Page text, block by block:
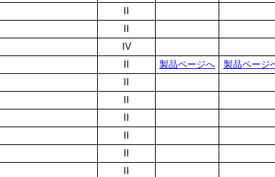
IV
製品ページへ
製品ページ